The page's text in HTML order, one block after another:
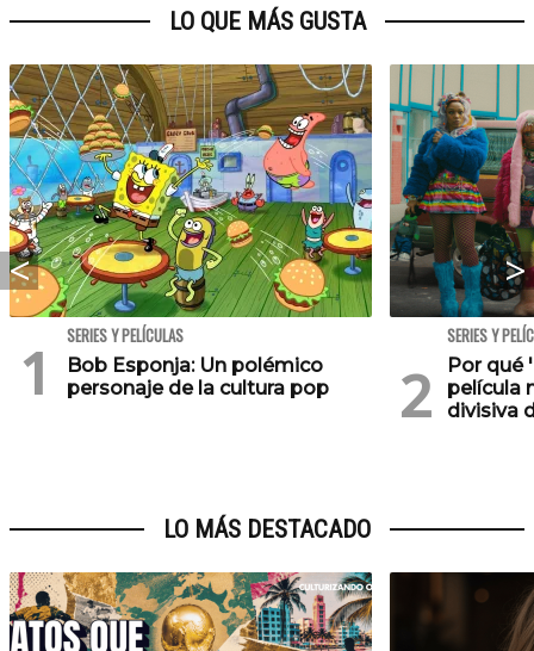
LO QUE MÁS GUSTA
SERIES Y PELÍCULAS
Bob Esponja: Un polémico
personaje de la cultura pop
SERIES Y
Por qué
película
divisiva
LO MÁS DESTACADO